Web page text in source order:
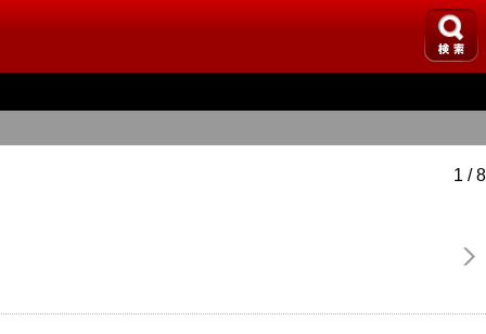
1 / 8